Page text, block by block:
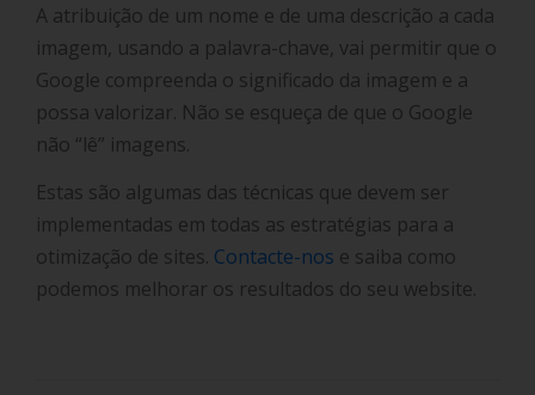
A atribuição de um nome e de uma descrição a cada
imagem, usando a palavra-chave, vai permitir que o
Google compreenda o significado da imagem e a
possa valorizar. Não se esqueça de que o Google
não “lê” imagens.
Estas são algumas das técnicas que devem ser
implementadas em todas as estratégias para a
otimização de sites. Contacte-nos e saiba como
podemos melhorar os resultados do seu website.